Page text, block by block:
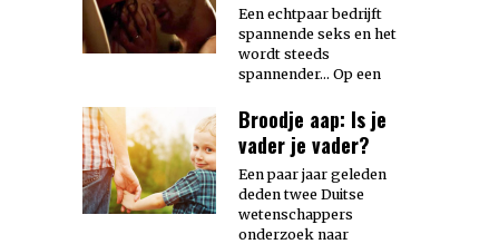
Een echtpaar bedrijft
spannende seks en het
wordt steeds
spannender… Op een
Broodje aap: Is je
vader je vader?
Een paar jaar geleden
deden twee Duitse
wetenschappers
onderzoek naar